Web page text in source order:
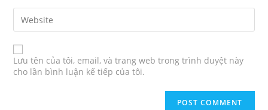
Lưu tên của tôi, email, và trang web trong trình duyệt này
cho lần bình luận kế tiếp của tôi.